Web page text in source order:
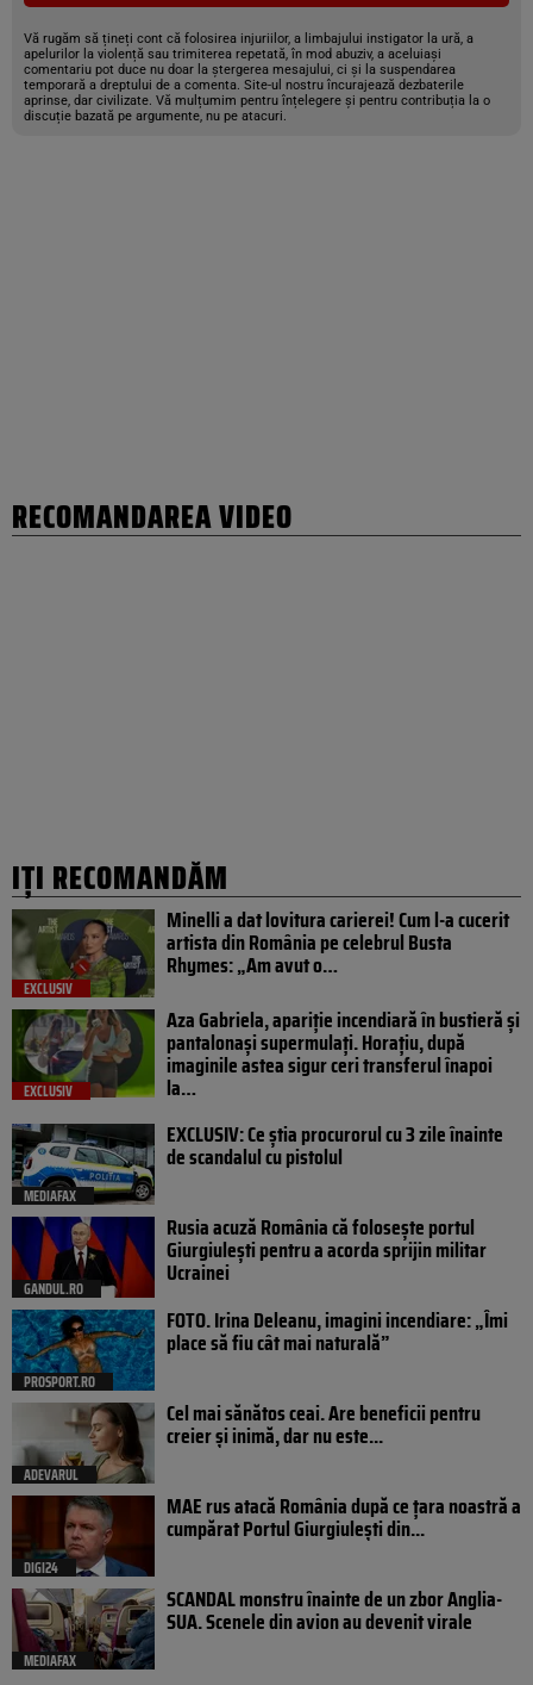
Vă rugăm să țineți cont că folosirea injuriilor, a limbajului instigator la ură, a
apelurilor la violență sau trimiterea repetată, în mod abuziv, a aceluiași
comentariu pot duce nu doar la ștergerea mesajului, ci și la suspendarea
temporară a dreptului de a comenta. Site-ul nostru încurajează dezbaterile
aprinse, dar civilizate. Vă mulțumim pentru înțelegere și pentru contribuția la o
discuție bazată pe argumente, nu pe atacuri.
RECOMANDAREA VIDEO
IȚI RECOMANDĂM
EXCLUSIV
Minelli a dat lovitura carierei! Cum l-a cucerit
artista din România pe celebrul Busta
Rhymes: „Am avut o…
EXCLUSIV
Aza Gabriela, apariție incendiară în bustieră și
pantalonași supermulați. Horațiu, după
imaginile astea sigur ceri transferul înapoi
la…
MEDIAFAX
EXCLUSIV: Ce știa procurorul cu 3 zile înainte
de scandalul cu pistolul
GANDUL.RO
Rusia acuză România că folosește portul
Giurgiulești pentru a acorda sprijin militar
Ucrainei
PROSPORT.RO
FOTO. Irina Deleanu, imagini incendiare: „Îmi
place să fiu cât mai naturală”
ADEVARUL
Cel mai sănătos ceai. Are beneficii pentru
creier și inimă, dar nu este...
DIGI24
MAE rus atacă România după ce țara noastră a
cumpărat Portul Giurgiulești din...
MEDIAFAX
SCANDAL monstru înainte de un zbor Anglia-
SUA. Scenele din avion au devenit virale